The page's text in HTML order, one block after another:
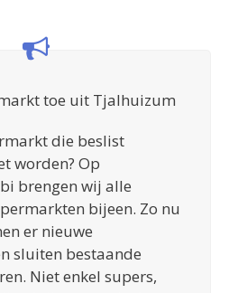
toe uit Tjalhuizum
die beslist
worden? Op
brengen wij alle
bijeen. Zo nu
er nieuwe
sluiten bestaande
Niet enkel supers,